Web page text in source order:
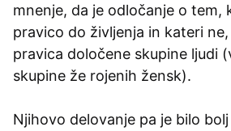
mnenje, da je odločanje o tem,
pravico do življenja in kateri
pravica določene skupine ljudi
skupine že rojenih žensk).
Njihovo delovanje pa je bilo